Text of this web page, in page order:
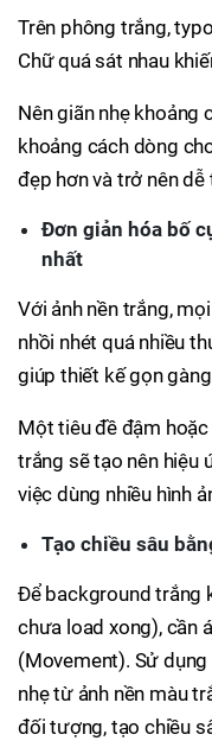
Trên phông trắng,
Chữ quá sát nhau
Nên giãn nhẹ khoảng
khoảng cách dòng
đẹp hơn và trở nên dễ
Đơn giản hóa bố
nhất
Với ảnh nền trắng,
nhồi nhét quá nhiều
giúp thiết kế gọn
Một tiêu đề đậm
trắng sẽ tạo nên hiệu
việc dùng nhiều hình
Tạo chiều sâu
Để background trắng
chưa load xong), cần
(Movement). Sử
nhẹ từ ảnh nền màu
đối tượng, tạo chiều